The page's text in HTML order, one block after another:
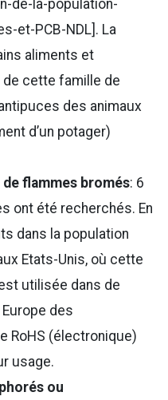
de-la-population-
et-PCB-NDL]. La
aliments et
de cette famille de
des animaux
d’un potager)
flammes bromés: 6
ont été recherchés. En
dans la population
Etats-Unis, où cette
utilisée dans de
des
RoHS (électronique)
usage.
ou